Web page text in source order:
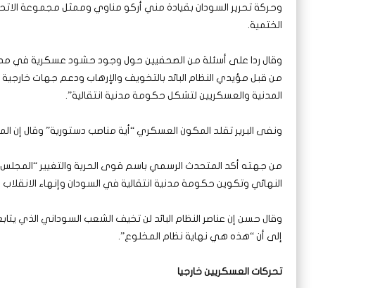
وحركة تحرير السودان بقيادة مني أركو مناوي وممثل مجموعة
الختمية.
وقال ردا على أسئلة من الصحفيين حول وجود حشود عسكرية في
من قبل مؤيدي النظام البائد بالتخويف والإرهاب ودعم جهات
المدنية والعسكريين لتشكل حكومة مدنية انتقالية”.
ونفى البرير تقلد المكون العسكري “أية مناصب دستورية” وقال إن
من جهته أكد المتحدث الرسمي باسم قوى الحرية والتغيير
النهائي وتكوين حكومة مدنية انتقالية في السودان وإنهاء
وقال حسن إن عناصر النظام البائد لن تخيف الشعب السوداني الذي
إلى أن “هذه هي نهاية نظام المخلوع”.
تحركات العسكريين خارجيا